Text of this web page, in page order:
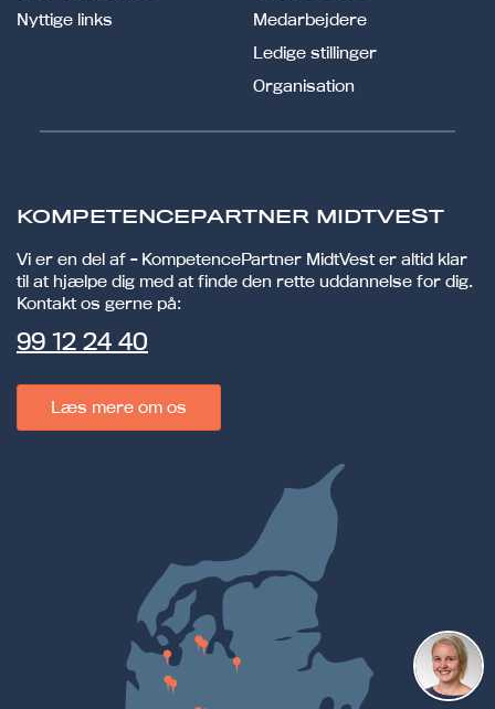
Nyttige links
Medarbejdere
Ledige stillinger
Organisation
KOMPETENCEPARTNER MIDTVEST
Vi er en del af - KompetencePartner MidtVest er altid klar
til at hjælpe dig med at finde den rette uddannelse for dig.
Kontakt os gerne på:
99 12 24 40
Læs mere om os